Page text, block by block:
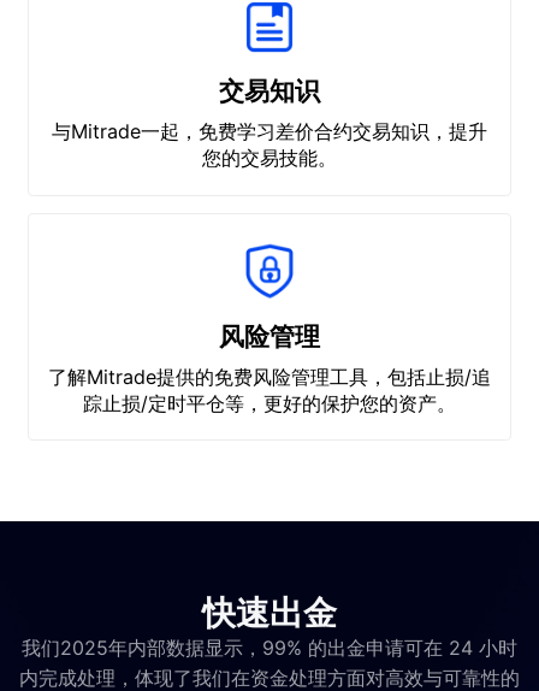
交易知识
与Mitrade一起，免费学习差价合约交易知识，提升
您的交易技能。
风险管理
了解Mitrade提供的免费风险管理工具，包括止损/追
踪止损/定时平仓等，更好的保护您的资产。
快速出金
我们2025年内部数据显示，99% 的出金申请可在 24 小时
内完成处理，体现了我们在资金处理方面对高效与可靠性的